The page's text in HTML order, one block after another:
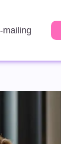
mailing